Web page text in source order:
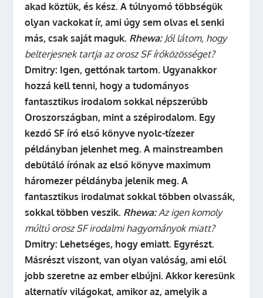
akad köztük, és kész. A túlnyomó többségük
olyan vackokat ír, ami úgy sem olvas el senki
más, csak saját maguk. Rhewa:Jól látom, hogy
belterjesnek tartja az orosz SF íróközösséget?
Dmitry: Igen, gettónak tartom. Ugyanakkor
hozzá kell tenni, hogy a tudományos
fantasztikus irodalom sokkal népszerűbb
Oroszországban, mint a szépirodalom. Egy
kezdő SF író első könyve nyolc-tízezer
példányban jelenhet meg. A mainstreamben
debütáló írónak az első könyve maximum
háromezer példányba jelenik meg. A
fantasztikus irodalmat sokkal többen olvassák,
sokkal többen veszik. Rhewa:Az igen komoly
múltú orosz SF irodalmi hagyományok miatt?
Dmitry: Lehetséges, hogy emiatt. Egyrészt.
Másrészt viszont, van olyan valóság, ami elől
jobb szeretne az ember elbújni. Akkor keresünk
alternatív világokat, amikor az, amelyik a